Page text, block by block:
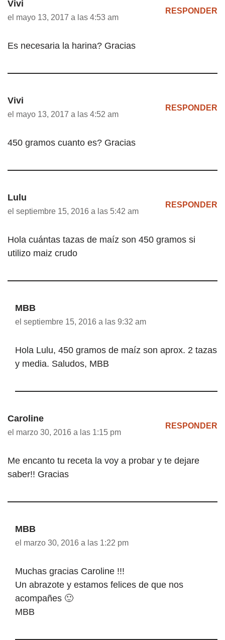
Vivi
el mayo 13, 2017 a las 4:53 am
RESPONDER
Es necesaria la harina? Gracias
Vivi
el mayo 13, 2017 a las 4:52 am
RESPONDER
450 gramos cuanto es? Gracias
Lulu
el septiembre 15, 2016 a las 5:42 am
RESPONDER
Hola cuántas tazas de maíz son 450 gramos si
utilizo maiz crudo
MBB
el septiembre 15, 2016 a las 9:32 am
Hola Lulu, 450 gramos de maíz son aprox. 2 tazas
y media. Saludos, MBB
Caroline
el marzo 30, 2016 a las 1:15 pm
RESPONDER
Me encanto tu receta la voy a probar y te dejare
saber!! Gracias
MBB
el marzo 30, 2016 a las 1:22 pm
Muchas gracias Caroline !!!
Un abrazote y estamos felices de que nos
acompañes 🙂
MBB